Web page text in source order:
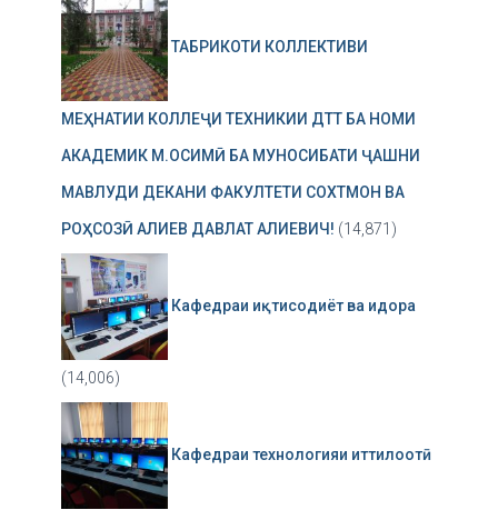
ТАБРИКОТИ КОЛЛЕКТИВИ
МЕҲНАТИИ КОЛЛЕҶИ ТЕХНИКИИ ДТТ БА НОМИ
АКАДЕМИК М.ОСИМӢ БА МУНОСИБАТИ ҶАШНИ
МАВЛУДИ ДЕКАНИ ФАКУЛТЕТИ СОХТМОН ВА
РОҲСОЗӢ АЛИЕВ ДАВЛАТ АЛИЕВИЧ! (14,871)
Кафедраи иқтисодиёт ва идора
(14,006)
Кафедраи технологияи иттилоотӣ